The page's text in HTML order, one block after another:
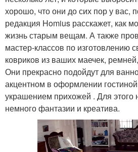
хорошо, что они до сих пор у вас,
редакция Homius расскажет, как
жизнь старым вещам. А также
мастер-классов по изготовлению
ковриков из ваших маечек,
Они прекрасно подойдут для
акцентном в оформлении
украшением прихожей . Для этого
немного фантазии и креатива.